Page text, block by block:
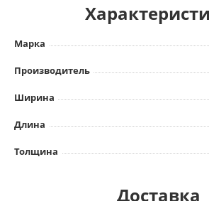
Марка
Производитель
Ширина
Длина
Толщина
Доставка